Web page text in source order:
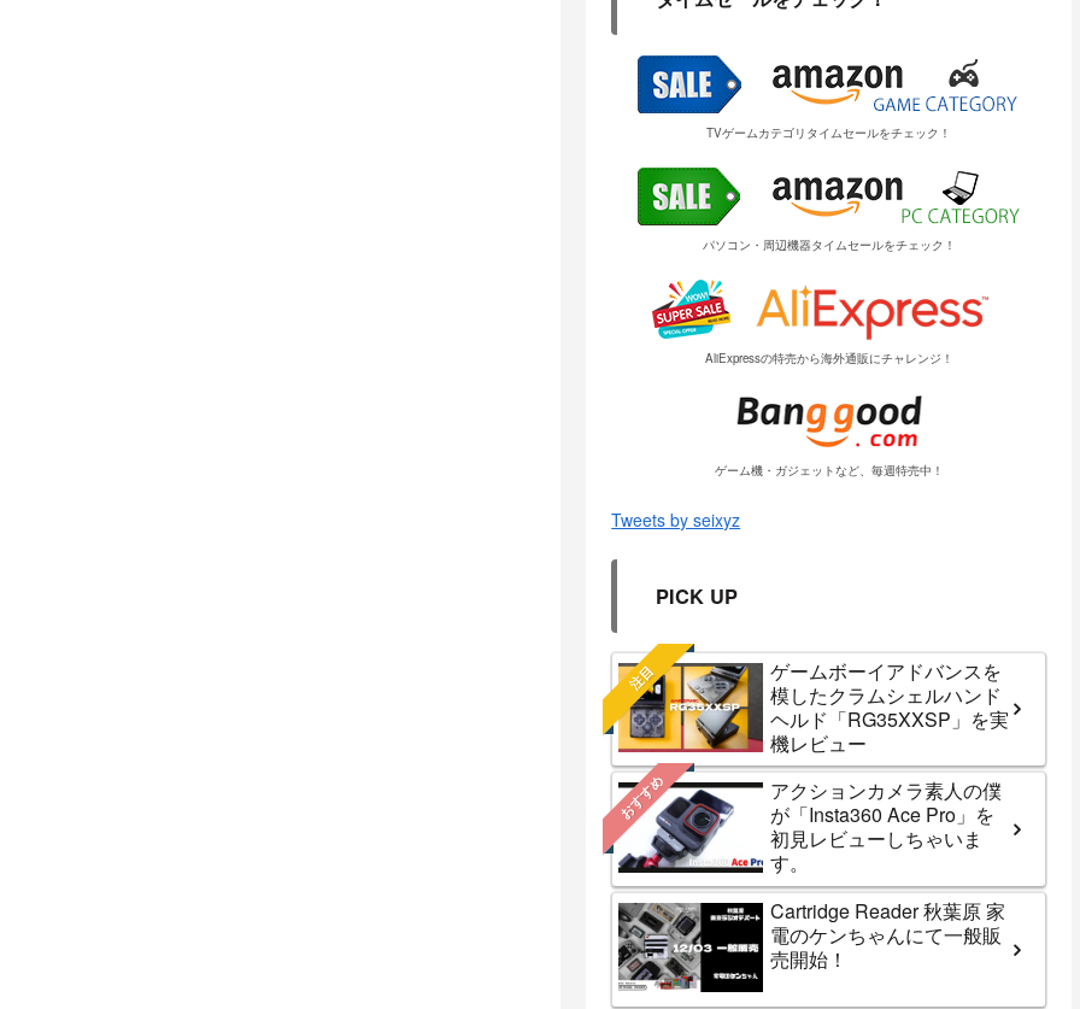
TVゲームカテゴリタイムセールをチェック！
パソコン・周辺機器タイムセールをチェック！
AliExpressの特売から海外通販にチャレンジ！
ゲーム機・ガジェットなど、毎週特売中！
Tweets by seixyz
PICK UP
注目
ゲームボーイアドバンスを
模したクラムシェルハンド
ヘルド「RG35XXSP」を実
機レビュー
おすすめ
アクションカメラ素人の僕
が「Insta360 Ace Pro」を
初見レビューしちゃいま
す。
Cartridge Reader 秋葉原 家
電のケンちゃんにて一般販
売開始！